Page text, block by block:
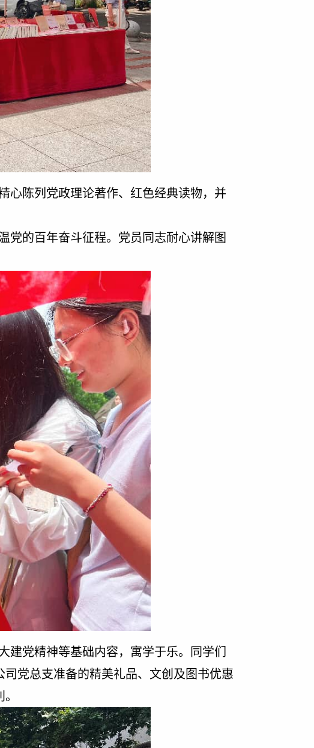
心陈列党政理论著作、红色经典读物，并
党的百年奋斗征程。党员同志耐心讲解图
党精神等基础内容，寓学于乐。同学们
党总支准备的精美礼品、文创及图书优惠